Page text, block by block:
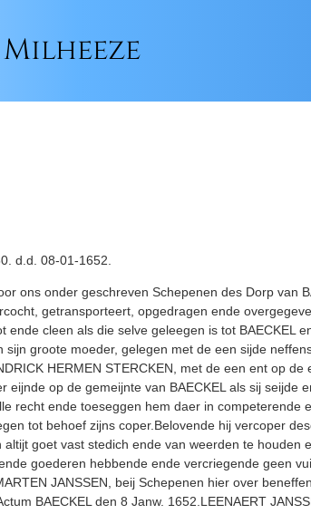
d.d. 08-01-1652.
ons onder geschreven Schepenen des Dorp van
getransporteert, opgedragen ende
ende cleen als die selve geleegen is tot BAECKEL
sijn groote moeder, gelegen met de een sijde
HERMEN STERCKEN, met de een ent op
eijnde op de gemeijnte van BAECKEL als sij seijde
recht ende toeseggen hem daer in competerende
tot behoef zijns coper.Belovende hij vercoper
altijt goet vast stedich ende van weerden te
goederen hebbende ende vercriegende geen
JANSSEN, beij Schepenen hier over
BAECKEL den 8 Janw. 1652.LEENAERT